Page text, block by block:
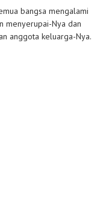
bangsa mengalami
menyerupai-Nya dan
anggota keluarga-Nya.